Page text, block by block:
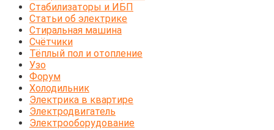
Стабилизаторы и ИБП
Статьи об электрике
Стиральная машина
Счётчики
Тёплый пол и отопление
Узо
Форум
Холодильник
Электрика в квартире
Электродвигатель
Электрооборудование